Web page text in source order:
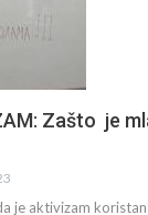
Zašto je
je aktivizam